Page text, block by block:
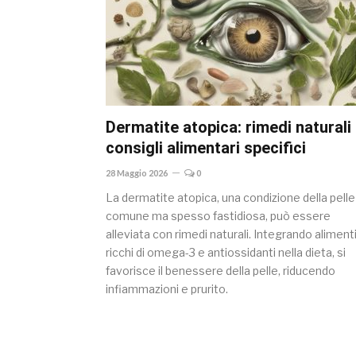
Dermatite atopica: rimedi naturali
consigli alimentari specifici
28 Maggio 2026 0
La dermatite atopica, una condizione della pelle
comune ma spesso fastidiosa, può essere
alleviata con rimedi naturali. Integrando alimenti
ricchi di omega-3 e antiossidanti nella dieta, si
favorisce il benessere della pelle, riducendo
infiammazioni e prurito.